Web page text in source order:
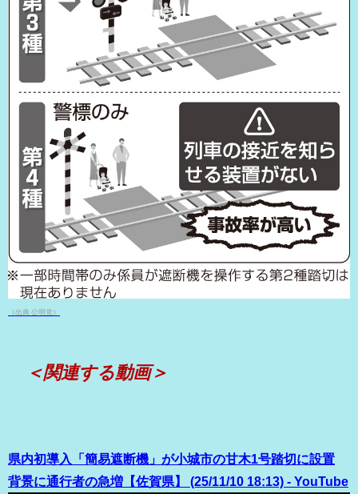
（出典 公明党）
＜関連する動画＞
県内初導入「簡易遮断機」が小城市の甘木1号踏切に設置
背景に通行者の急増【佐賀県】 (25/11/10 18:13) - YouTube